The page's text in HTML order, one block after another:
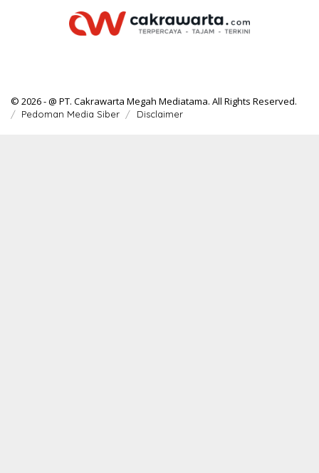
© 2026 - @ PT. Cakrawarta Megah Mediatama. All Rights Reserved.
Pedoman Media Siber Disclaimer